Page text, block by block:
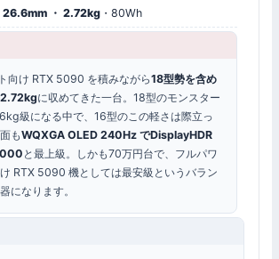
26.6mm ・ 2.72kg ・80Wh
向け RTX 5090 を積みながら18型勢を含め
2.72kgに収めてきた一台。18型のモンスター
級になる中で、16型のこの軽さは際立っ
もWQXGA OLED 240Hz でDisplayHDR
と最上級。しかも70万円台で、フルパワ
RTX 5090 機としては最安級というバラン
になります。